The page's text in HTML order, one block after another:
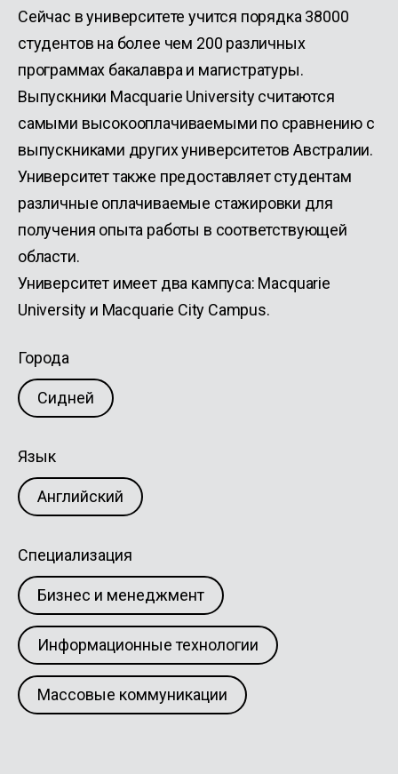
Сейчас в университете учится порядка 38000
студентов на более чем 200 различных
программах бакалавра и магистратуры.
Выпускники Macquarie University считаются
самыми высокооплачиваемыми по сравнению с
выпускниками других университетов Австралии.
Университет также предоставляет студентам
различные оплачиваемые стажировки для
получения опыта работы в соответствующей
области.
Университет имеет два кампуса: Macquarie
University и Macquarie City Campus.
Города
Сидней
Язык
Английский
Специализация
Бизнес и менеджмент
Информационные технологии
Массовые коммуникации